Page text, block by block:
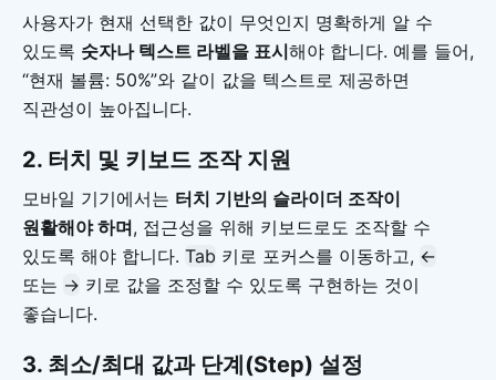
사용자가 현재 선택한 값이 무엇인지 명확하게 알 수
있도록 숫자나 텍스트 라벨을 표시해야 합니다. 예를 들어,
“현재 볼륨: 50%”와 같이 값을 텍스트로 제공하면
직관성이 높아집니다.
2. 터치 및 키보드 조작 지원
모바일 기기에서는 터치 기반의 슬라이더 조작이
원활해야 하며, 접근성을 위해 키보드로도 조작할 수
있도록 해야 합니다. Tab 키로 포커스를 이동하고, ←
또는 → 키로 값을 조정할 수 있도록 구현하는 것이
좋습니다.
3. 최소/최대 값과 단계(Step) 설정